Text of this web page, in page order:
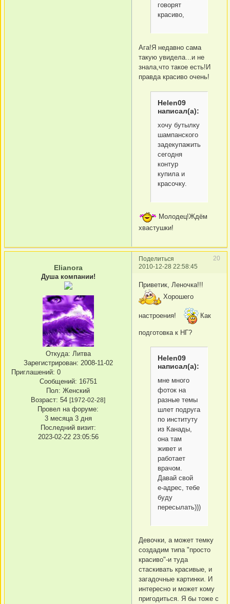
говорят
красиво,
Ага!Я недавно сама
такую увидела...и не
знала,что такое есть!И
правда красиво очень!
Helen09
написал(а):
хочу бутылку
шампанского
задекупажить
сегодня
контур
купила и
красочку.
Молодец!Ждём
хвастушки!
Поделиться
20
2010-12-28 22:58:45
Elianora
Душа компании!
Откуда: Литва
Зарегистрирован: 2008-11-02
Приглашений: 0
Сообщений: 16751
Пол: Женский
Возраст: 54 [1972-02-28]
Провел на форуме:
3 месяца 3 дня
Последний визит:
2023-02-22 23:05:56
Приветик, Леночка!!!
Хорошего
настроения! Как
подготовка к НГ?
Helen09
написал(а):
мне много
фоток на
разные темы
шлет подруга
по институту
из Канады,
она там
живет и
работает
врачом.
Давай свой
е-адрес, тебе
буду
пересылать)))
Девочки, а может темку
создадим типа "просто
красиво"-и туда
стаскивать красивые, и
загадочные картинки. И
интересно и может кому
пригодиться. Я бы тоже с